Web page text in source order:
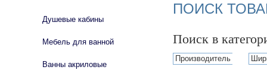
ПОИСК
Поиск в
Производитель
Душевые кабины
Мебель для ванной
Ванны акриловые